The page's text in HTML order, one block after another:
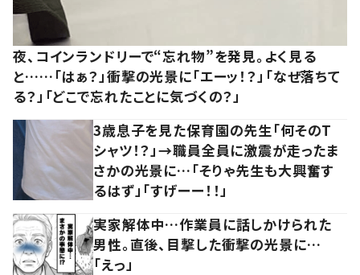
夜、コインランドリーで“忘れ物”を発見。よく見る
と……「はぁ？」衝撃の光景に「エーッ！？」「なぜ落ちて
る？」「どこで忘れたことに気づくの？」
3歳息子を見た保育園の先生「何そのT
シャツ！？」→職員全員に激震が走ったま
さかの光景に…「そりゃ先生も大興奮す
るはず」「すげーー！！」
実家解体中…作業員に話しかけられた
男性。直後、目撃した衝撃の光景に…
「えっ」